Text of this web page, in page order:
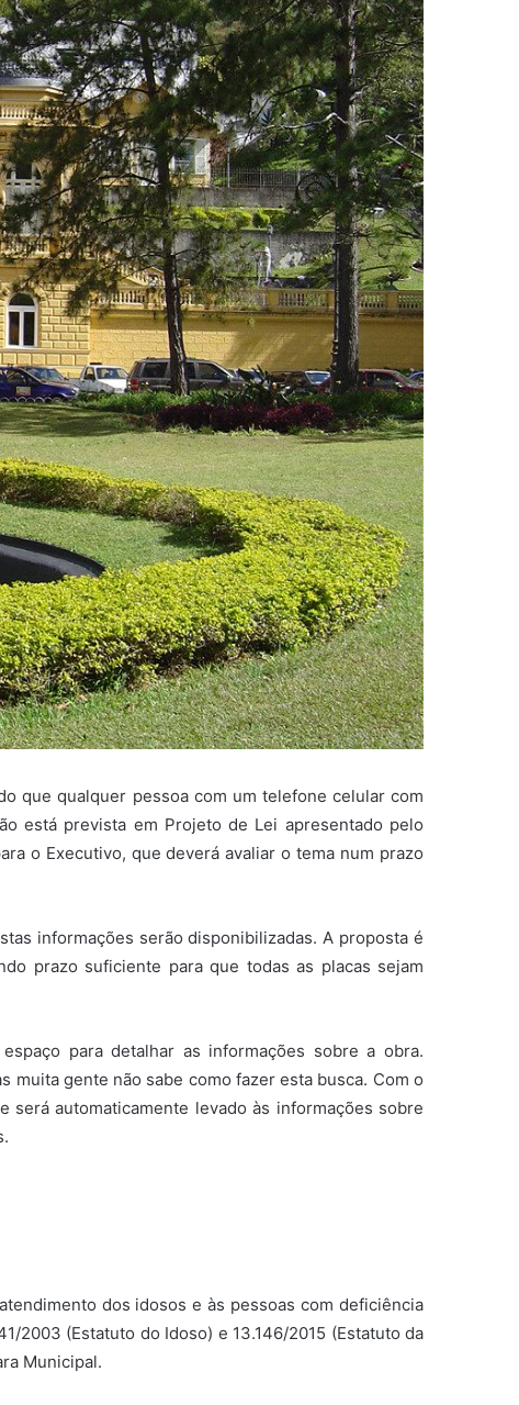
que qualquer pessoa com um telefone celular com
está prevista em Projeto de Lei apresentado pelo
o Executivo, que deverá avaliar o tema num prazo
informações serão disponibilizadas. A proposta é
prazo suficiente para que todas as placas sejam
para detalhar as informações sobre a obra.
muita gente não sabe como fazer esta busca. Com o
automaticamente levado às informações sobre
dos idosos e às pessoas com deficiência
2003 (Estatuto do Idoso) e 13.146/2015 (Estatuto da
Municipal.